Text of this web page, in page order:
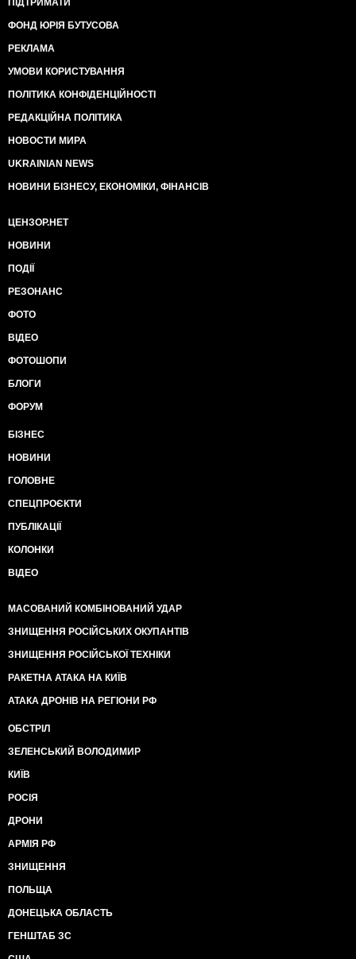
ПІДТРИМАТИ
ФОНД ЮРІЯ БУТУСОВА
РЕКЛАМА
УМОВИ КОРИСТУВАННЯ
ПОЛІТИКА КОНФІДЕНЦІЙНОСТІ
РЕДАКЦІЙНА ПОЛІТИКА
НОВОСТИ МИРА
UKRAINIAN NEWS
НОВИНИ БІЗНЕСУ, ЕКОНОМІКИ, ФІНАНСІВ
ЦЕНЗОР.НЕТ
НОВИНИ
ПОДІЇ
РЕЗОНАНС
ФОТО
ВІДЕО
ФОТОШОПИ
БЛОГИ
ФОРУМ
БІЗНЕС
НОВИНИ
ГОЛОВНЕ
СПЕЦПРОЄКТИ
ПУБЛІКАЦІЇ
КОЛОНКИ
ВІДЕО
МАСОВАНИЙ КОМБІНОВАНИЙ УДАР
ЗНИЩЕННЯ РОСІЙСЬКИХ ОКУПАНТІВ
ЗНИЩЕННЯ РОСІЙСЬКОЇ ТЕХНІКИ
РАКЕТНА АТАКА НА КИЇВ
АТАКА ДРОНІВ НА РЕГІОНИ РФ
ОБСТРІЛ
ЗЕЛЕНСЬКИЙ ВОЛОДИМИР
КИЇВ
РОСІЯ
ДРОНИ
АРМІЯ РФ
ЗНИЩЕННЯ
ПОЛЬЩА
ДОНЕЦЬКА ОБЛАСТЬ
ГЕНШТАБ ЗС